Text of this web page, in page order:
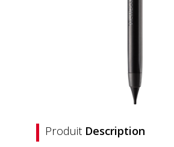
Produit Description